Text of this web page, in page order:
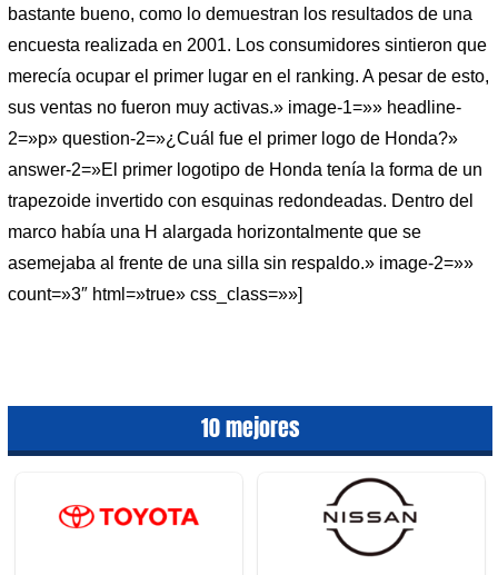
bastante bueno, como lo demuestran los resultados de una
encuesta realizada en 2001. Los consumidores sintieron que
merecía ocupar el primer lugar en el ranking. A pesar de esto,
sus ventas no fueron muy activas.» image-1=»» headline-
2=»p» question-2=»¿Cuál fue el primer logo de Honda?»
answer-2=»El primer logotipo de Honda tenía la forma de un
trapezoide invertido con esquinas redondeadas. Dentro del
marco había una H alargada horizontalmente que se
asemejaba al frente de una silla sin respaldo.» image-2=»»
count=»3″ html=»true» css_class=»»]
10 mejores